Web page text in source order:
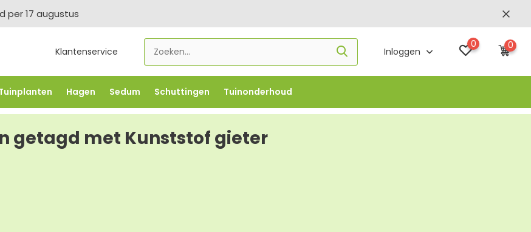
per 17 augustus
Klantenservice Inloggen
0 0
Hagen Sedum Schuttingen Tuinonderhoud
-5% vanaf €500 -FLOWBO500 -7,5% vanaf €1000 -
getagd met Kunststof gieter